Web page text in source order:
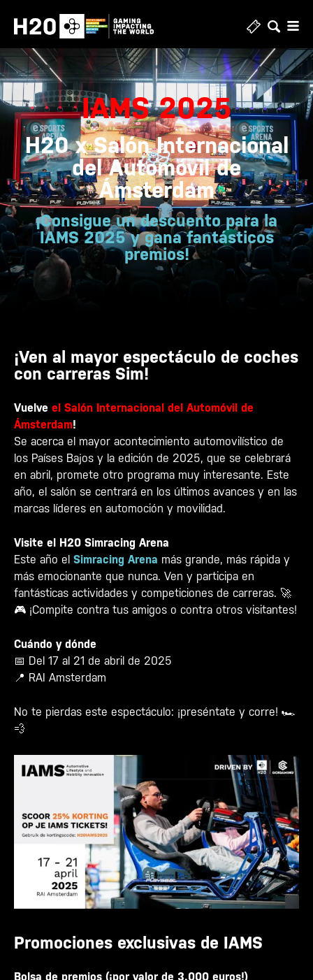
IAMS 2025
H20 x Salón Internacional
del Automóvil de
Ámsterdam
¡Consigue un descuento para la
IAMS 2025 y gana fantásticos
premios!
¡Ven al mayor espectáculo de coches
con carreras Sim!
Vuelve el Salón Internacional del Automóvil de
Ámsterdam!
Se acerca el mayor acontecimiento automovilístico de
los Países Bajos y la edición de 2025, que se celebrará
en abril, promete otro programa muy interesante. Este
año, el salón se centrará en los últimos avances y en las
marcas líderes en automoción y movilidad.
Visite el H20 Simracing Arena
Este año el Simracing Arena más grande, más rápida y
más emocionante que nunca. Ven y participa en
fantásticas actividades y competiciones de carreras. 🚀
🎮 ¡Compite contra tus amigos o contra otros visitantes!
Cuándo y dónde
📅 Del 17 al 21 de abril de 2025
📍 RAI Amsterdam
No te pierdas este espectáculo: ¡preséntate y corre! 🏎️
💨
Promociones exclusivas de IAMS
Bolsa de premios (¡por valor de 3.000 euros!)